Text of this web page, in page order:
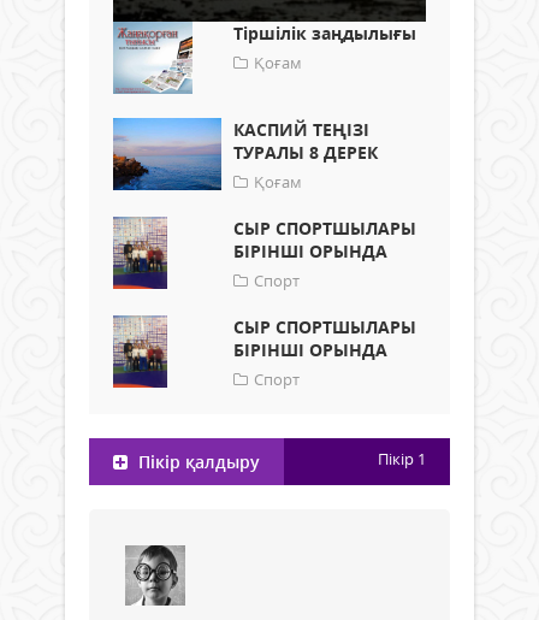
Тіршілік заңдылығы
Қоғам
КАСПИЙ ТЕҢІЗІ
ТУРАЛЫ 8 ДЕРЕК
Қоғам
СЫР СПОРТШЫЛАРЫ
БІРІНШІ ОРЫНДА
Спорт
СЫР СПОРТШЫЛАРЫ
БІРІНШІ ОРЫНДА
Спорт
Пікір қалдыру Пікір 1